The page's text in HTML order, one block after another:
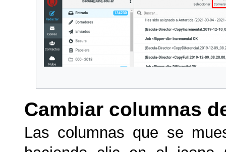
Cambiar columnas
Las columnas que se